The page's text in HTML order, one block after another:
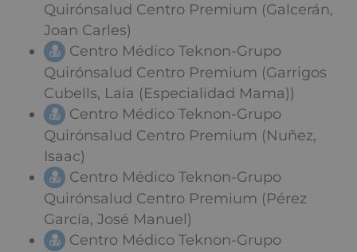
Quirónsalud Centro Premium (Galcerán,
Joan Carles)
Centro Médico Teknon-Grupo
Quirónsalud Centro Premium (Garrigos
Cubells, Laia (Especialidad Mama))
Centro Médico Teknon-Grupo
Quirónsalud Centro Premium (Nuñez,
Isaac)
Centro Médico Teknon-Grupo
Quirónsalud Centro Premium (Pérez
García, José Manuel)
Centro Médico Teknon-Grupo